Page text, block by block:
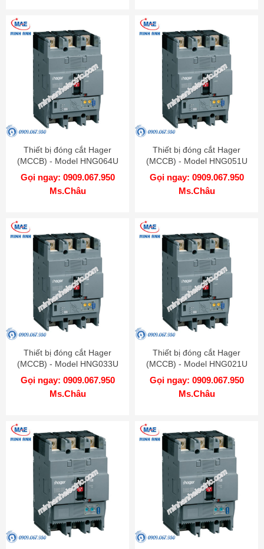
Thiết bị đóng cắt Hager
(MCCB) - Model HNG064U
Gọi ngay: 0909.067.950
Ms.Châu
Thiết bị đóng cắt Hager
(MCCB) - Model HNG051U
Gọi ngay: 0909.067.950
Ms.Châu
Thiết bị đóng cắt Hager
(MCCB) - Model HNG033U
Gọi ngay: 0909.067.950
Ms.Châu
Thiết bị đóng cắt Hager
(MCCB) - Model HNG021U
Gọi ngay: 0909.067.950
Ms.Châu